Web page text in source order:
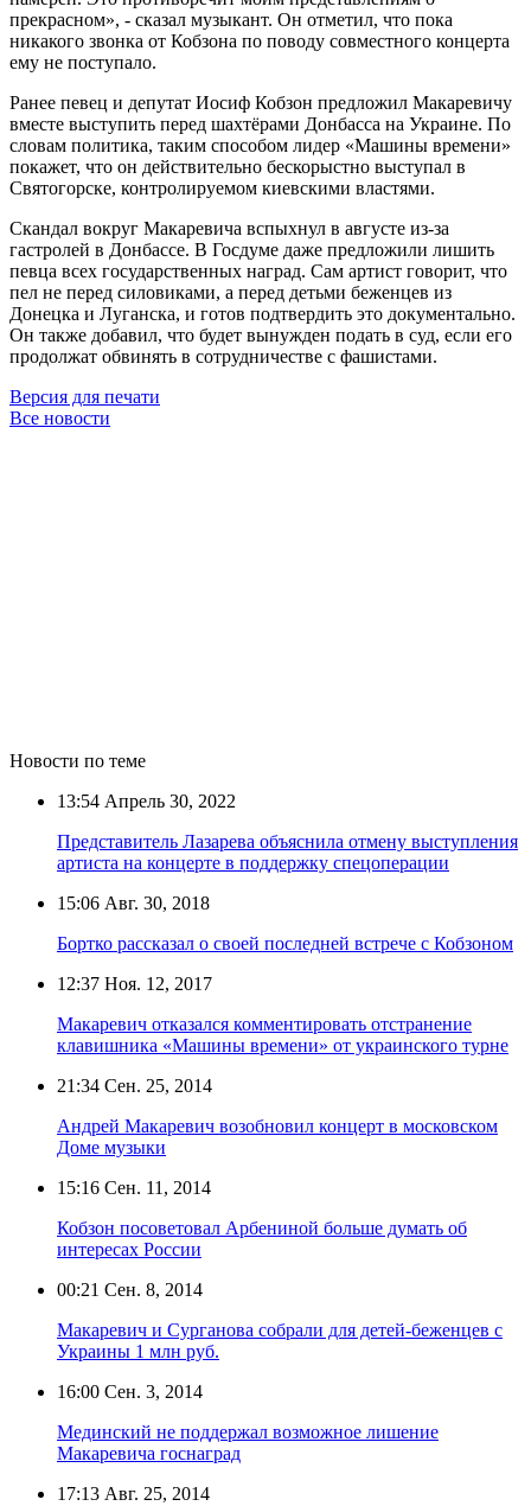
прекрасном», - сказал музыкант. Он отметил, что пока
никакого звонка от Кобзона по поводу совместного концерта
ему не поступало.
Ранее певец и депутат Иосиф Кобзон предложил Макаревичу
вместе выступить перед шахтёрами Донбасса на Украине. По
словам политика, таким способом лидер «Машины времени»
покажет, что он действительно бескорыстно выступал в
Святогорске, контролируемом киевскими властями.
Скандал вокруг Макаревича вспыхнул в августе из-за
гастролей в Донбассе. В Госдуме даже предложили лишить
певца всех государственных наград. Сам артист говорит, что
пел не перед силовиками, а перед детьми беженцев из
Донецка и Луганска, и готов подтвердить это документально.
Он также добавил, что будет вынужден подать в суд, если его
продолжат обвинять в сотрудничестве с фашистами.
Версия для печати
Все новости
Новости по теме
13:54 Апрель 30, 2022
Представитель Лазарева объяснила отмену выступления
артиста на концерте в поддержку спецоперации
15:06 Авг. 30, 2018
Бортко рассказал о своей последней встрече с Кобзоном
12:37 Ноя. 12, 2017
Макаревич отказался комментировать отстранение
клавишника «Машины времени» от украинского турне
21:34 Сен. 25, 2014
Андрей Макаревич возобновил концерт в московском
Доме музыки
15:16 Сен. 11, 2014
Кобзон посоветовал Арбениной больше думать об
интересах России
00:21 Сен. 8, 2014
Макаревич и Сурганова собрали для детей-беженцев с
Украины 1 млн руб.
16:00 Сен. 3, 2014
Мединский не поддержал возможное лишение
Макаревича госнаград
17:13 Авг. 25, 2014